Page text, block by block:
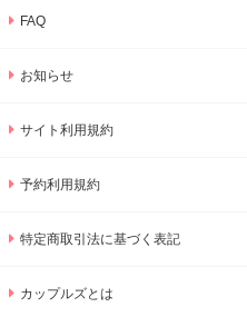
FAQ
お知らせ
サイト利用規約
予約利用規約
特定商取引法に基づく表記
カップルズとは